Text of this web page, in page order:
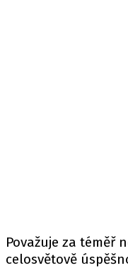
Považuje za téměř
celosvětově